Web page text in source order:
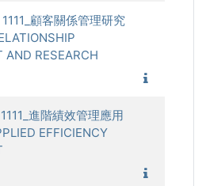
顧客關係管理研究
AND RESEARCH
進階績效管理應用
EFFICIENCY